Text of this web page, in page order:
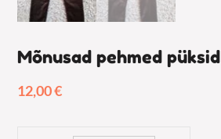
Mõnusad pehmed püksid
12,00€